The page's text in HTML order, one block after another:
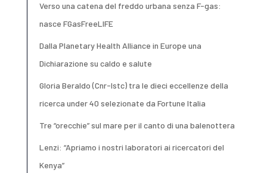
Verso una catena del freddo urbana senza F-gas:
nasce FGasFreeLIFE
Dalla Planetary Health Alliance in Europe una
Dichiarazione su caldo e salute
Gloria Beraldo (Cnr-Istc) tra le dieci eccellenze della
ricerca under 40 selezionate da Fortune Italia
Tre “orecchie” sul mare per il canto di una balenottera
Lenzi: “Apriamo i nostri laboratori ai ricercatori del
Kenya”